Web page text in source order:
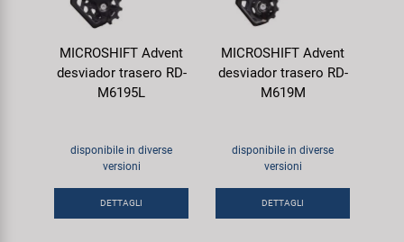
MICROSHIFT Advent
desviador trasero RD-
M6195L
disponibile in diverse
versioni
DETTAGLI
MICROSHIFT Advent
desviador trasero RD-
M619M
disponibile in diverse
versioni
DETTAGLI